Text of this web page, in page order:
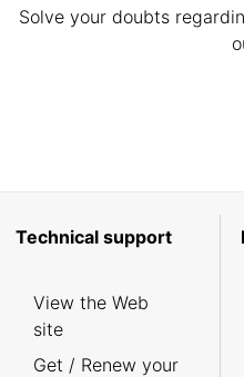
Solve your doubts
Technical support
View the Web
site
Get / Renew your